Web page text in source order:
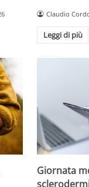
Claudio
Leggi di più
Giornata